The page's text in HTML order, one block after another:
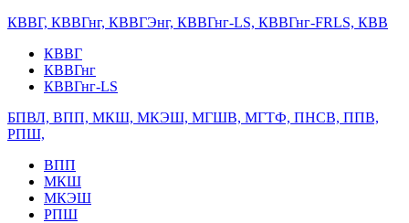
КВВГ, КВВГнг, КВВГЭнг, КВВГнг-LS, КВВГнг-FRLS, КВВ
КВВГ
КВВГнг
КВВГнг-LS
БПВЛ, ВПП, МКШ, МКЭШ, МГШВ, МГТФ, ПНСВ, ППВ,
РПШ,
ВПП
МКШ
МКЭШ
РПШ